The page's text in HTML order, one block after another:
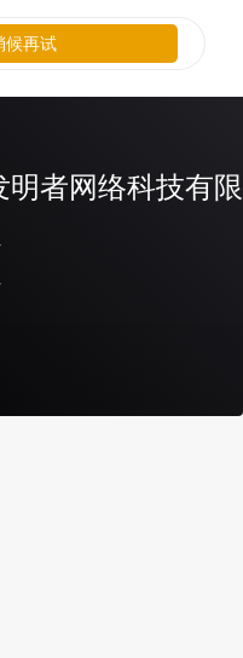
明者网络科技有
候再试